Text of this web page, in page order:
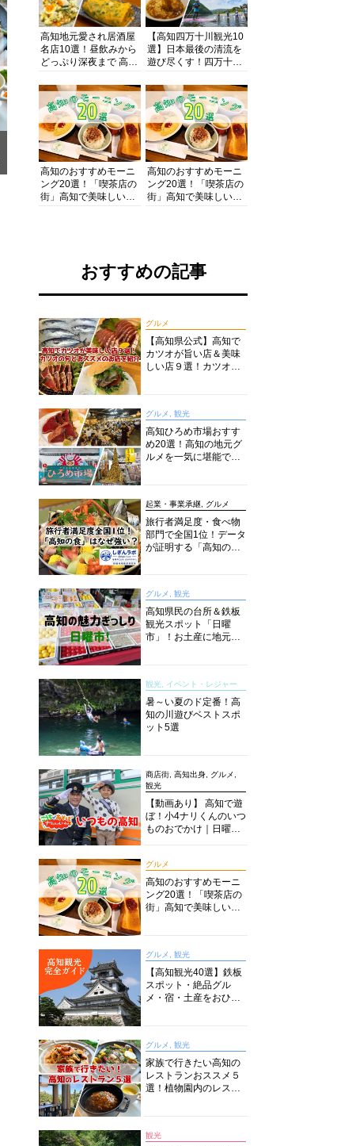
高知地元愛され居酒屋
名店10選！昼飲みから
どっぷり深夜まで 高知
知グルメPro】
【高知四万十川観光10
選】日本最後の清流を
遊び尽くす！四万十川
を網羅したおすすめガ
イド
高知のおすすめモーニ
ング20選！「喫茶店の
街」高知で美味しい喫
高知のおすすめモーニ
ング20選！「喫茶店の
街」高知で美味しい喫
おすすめの記事
グルメ
【高知県公式】高知で
カツオが旨い店＆美味
しい店９選！カツオの
グルメ, 観光
高知ひろめ市場おすす
め20選！高知の地元グ
ルメを一気に堪能でき
起業・事業承継, グルメ
旅行者満足度・食べ物
部門で全国1位！データ
が証明する「高知の
グルメ, 観光
高知県民の台所＆鉄板
観光スポット「日曜
市」！お土産に地元野
説！
観光, イベント・レジャー
暑～い夏のド定番！高
知の川遊びベストスポ
ット5選
商店街, 高知出身, グルメ,
観光
【動画あり】 高知で遊
ぼ！小4ナリくんのいつ
ものおでかけ｜日曜市
グルメ
高知のおすすめモーニ
ング20選！「喫茶店の
街」高知で美味しい喫
グルメ, 観光
【高知観光40選】鉄板
スポット・絶品グル
メ・宿・土産をおひと
グルメ, 観光
家族で行きたい高知の
レストランおススメ５
選！植物園内のレスト
観光